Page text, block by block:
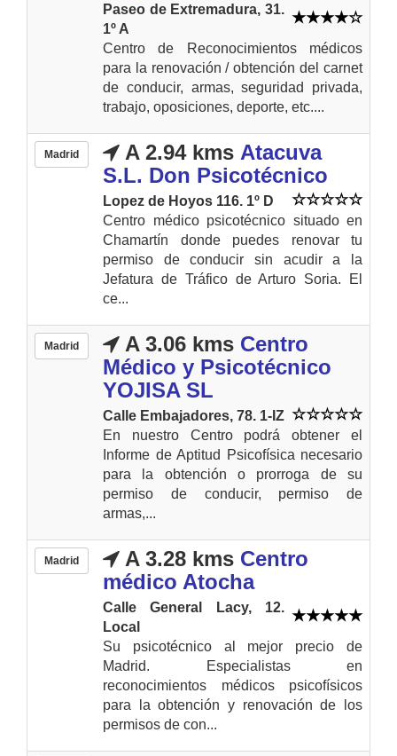
Paseo de Extremadura, 31.
1º A
Centro de Reconocimientos médicos
para la renovación / obtención del carnet
de conducir, armas, seguridad privada,
trabajo, oposiciones, deporte, etc....
Madrid A 2.94 kms Atacuva
S.L. Don Psicotécnico
Lopez de Hoyos 116. 1º D
Centro médico psicotécnico situado en
Chamartín donde puedes renovar tu
permiso de conducir sin acudir a la
Jefatura de Tráfico de Arturo Soria. El
ce...
Madrid A 3.06 kms Centro
Médico y Psicotécnico
YOJISA SL
Calle Embajadores, 78. 1-IZ
En nuestro Centro podrá obtener el
Informe de Aptitud Psicofísica necesario
para la obtención o prorroga de su
permiso de conducir, permiso de
armas,...
Madrid A 3.28 kms Centro
médico Atocha
Calle General Lacy, 12.
Local
Su psicotécnico al mejor precio de
Madrid. Especialistas en
reconocimientos médicos psicofísicos
para la obtención y renovación de los
permisos de con...